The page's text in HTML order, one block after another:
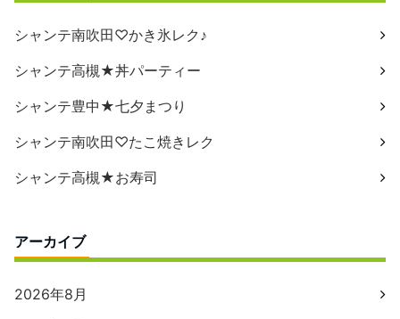
シャンテ南吹田♡かき氷レク♪
シャンテ高槻★丼パーティー
シャンテ豊中★七夕まつり
シャンテ南吹田♡たこ焼きレク
シャンテ高槻★お寿司
アーカイブ
2026年8月